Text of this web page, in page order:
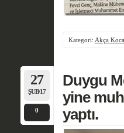
Kategori: Akça
27
ŞUB/17
0
Duygu
yine
yaptı.